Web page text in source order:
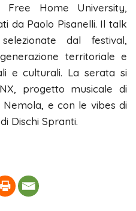
Free Home University,
da Paolo Pisanelli. Il talk
dal festival,
territoriale e
e culturali. La serata si
progetto musicale di
Nemola, e con le vibes di
Dischi Spranti.